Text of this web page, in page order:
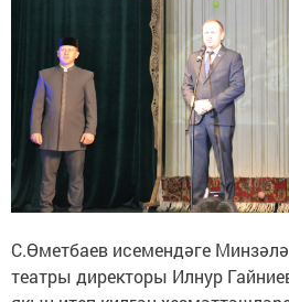
С.Өметбаев исемендәге
театры директоры Илнур